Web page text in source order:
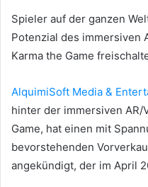
Spieler auf der ganzen
Potenzial des immersiven
Karma the Game
AlquimiSoft Media &
hinter der immersiven AR/
Game, hat einen mit
bevorstehenden
angekündigt, der im April